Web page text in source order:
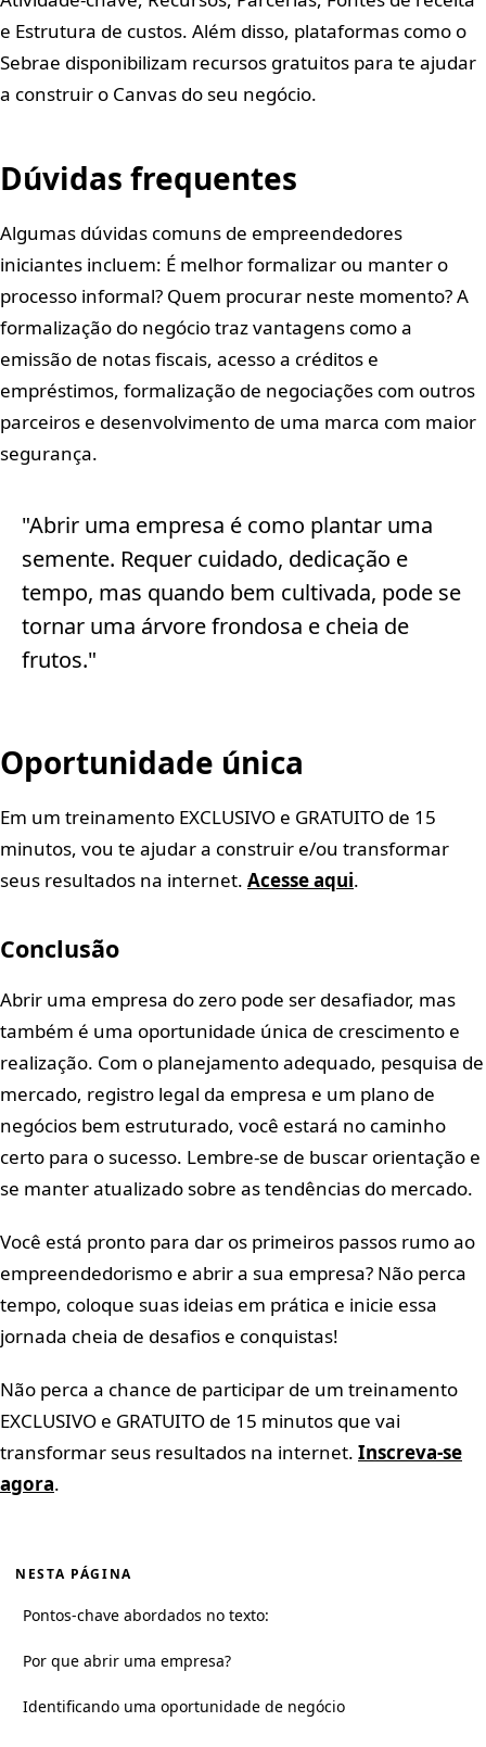
e Estrutura de custos. Além disso, plataformas como o
Sebrae disponibilizam recursos gratuitos para te ajudar
a construir o Canvas do seu negócio.
Dúvidas frequentes
Algumas dúvidas comuns de empreendedores
iniciantes incluem: É melhor formalizar ou manter o
processo informal? Quem procurar neste momento? A
formalização do negócio traz vantagens como a
emissão de notas fiscais, acesso a créditos e
empréstimos, formalização de negociações com outros
parceiros e desenvolvimento de uma marca com maior
segurança.
Abrir uma empresa é como plantar uma
semente. Requer cuidado, dedicação e
tempo, mas quando bem cultivada, pode se
tornar uma árvore frondosa e cheia de
frutos.
Oportunidade única
Em um treinamento EXCLUSIVO e GRATUITO de 15
minutos, vou te ajudar a construir e/ou transformar
seus resultados na internet. Acesse aqui.
Conclusão
Abrir uma empresa do zero pode ser desafiador, mas
também é uma oportunidade única de crescimento e
realização. Com o planejamento adequado, pesquisa de
mercado, registro legal da empresa e um plano de
negócios bem estruturado, você estará no caminho
certo para o sucesso. Lembre-se de buscar orientação e
se manter atualizado sobre as tendências do mercado.
Você está pronto para dar os primeiros passos rumo ao
empreendedorismo e abrir a sua empresa? Não perca
tempo, coloque suas ideias em prática e inicie essa
jornada cheia de desafios e conquistas!
Não perca a chance de participar de um treinamento
EXCLUSIVO e GRATUITO de 15 minutos que vai
transformar seus resultados na internet. Inscreva-se
agora.
NESTA PÁGINA
Pontos-chave abordados no texto:
Por que abrir uma empresa?
Identificando uma oportunidade de negócio